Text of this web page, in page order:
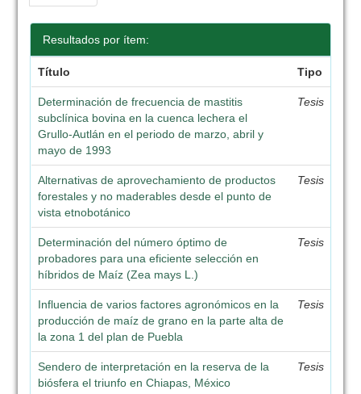
Resultados por ítem:
Título Tipo
Determinación de frecuencia de mastitis
subclínica bovina en la cuenca lechera el
Grullo-Autlán en el periodo de marzo, abril y
mayo de 1993
Tesis
Alternativas de aprovechamiento de productos
forestales y no maderables desde el punto de
vista etnobotánico
Tesis
Determinación del número óptimo de
probadores para una eficiente selección en
híbridos de Maíz (Zea mays L.)
Tesis
Influencia de varios factores agronómicos en la
producción de maíz de grano en la parte alta de
la zona 1 del plan de Puebla
Tesis
Sendero de interpretación en la reserva de la
biósfera el triunfo en Chiapas, México
Tesis